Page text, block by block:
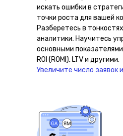
искать ошибки в
точки роста для вашей
Разберетесь в
аналитики. Научитесь
основными показателями
ROI (ROMI), LTV и другими.
Увеличите число заявок